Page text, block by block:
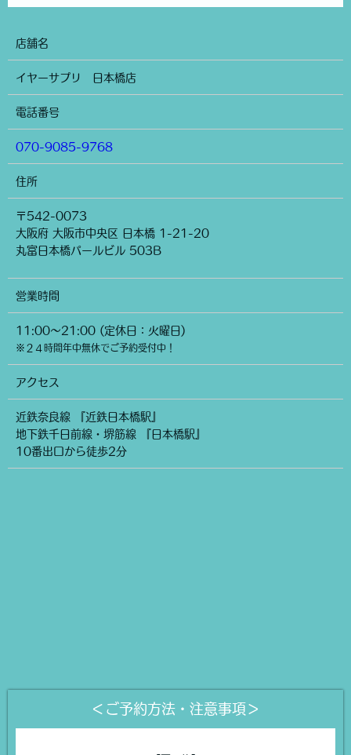
店舗名
イヤーサプリ 日本橋店
電話番号
070-9085-9768
住所
〒542-0073
大阪府 大阪市中央区 日本橋 1-21-20
丸富日本橋パールビル 503B
営業時間
11:00～21:00 (定休日：火曜日)
※２４時間年中無休でご予約受付中！
アクセス
近鉄奈良線 『近鉄日本橋駅』
地下鉄千日前線・堺筋線 『日本橋駅』
10番出口から徒歩2分
＜ご予約方法・注意事項＞